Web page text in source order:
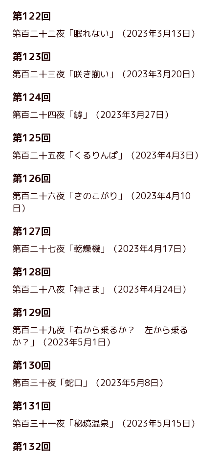
第122回
第百二十二夜「眠れない」 （2023年3月13日）
第123回
第百二十三夜「咲き揃い」 （2023年3月20日）
第124回
第百二十四夜「罅」 （2023年3月27日）
第125回
第百二十五夜「くるりんぱ」 （2023年4月3日）
第126回
第百二十六夜「きのこがり」
（2023年4月10
日）
第127回
第百二十七夜「乾燥機」 （2023年4月17日）
第128回
第百二十八夜「神さま」 （2023年4月24日）
第129回
第百二十九夜「右から乗るか？ 左から乗る
か？」
（2023年5月1日）
第130回
第百三十夜「蛇口」 （2023年5月8日）
第131回
第百三十一夜「秘境温泉」 （2023年5月15日）
第132回